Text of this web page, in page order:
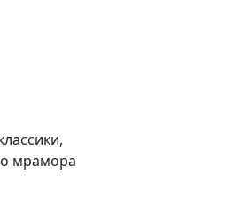
мрамора